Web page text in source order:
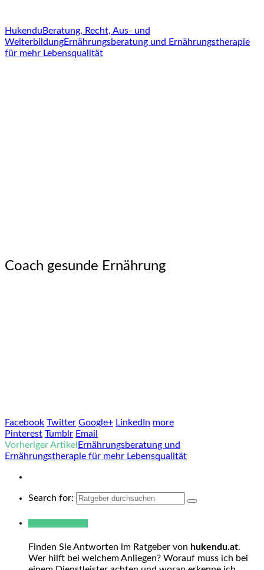
Hukendu Beratung, Recht, Aus- und
WeiterbildungErnährungsberatung und Ernährungstherapie
für mehr Lebensqualität
Coach gesunde Ernährung
Facebook Twitter Google+ LinkedIn more
Pinterest Tumblr Email
Vorheriger Artikel Ernährungsberatung und
Ernährungstherapie für mehr Lebensqualität
Search for:
Finden Sie Antworten im Ratgeber von hukendu.at.
Wer hilft bei welchem Anliegen? Worauf muss ich bei